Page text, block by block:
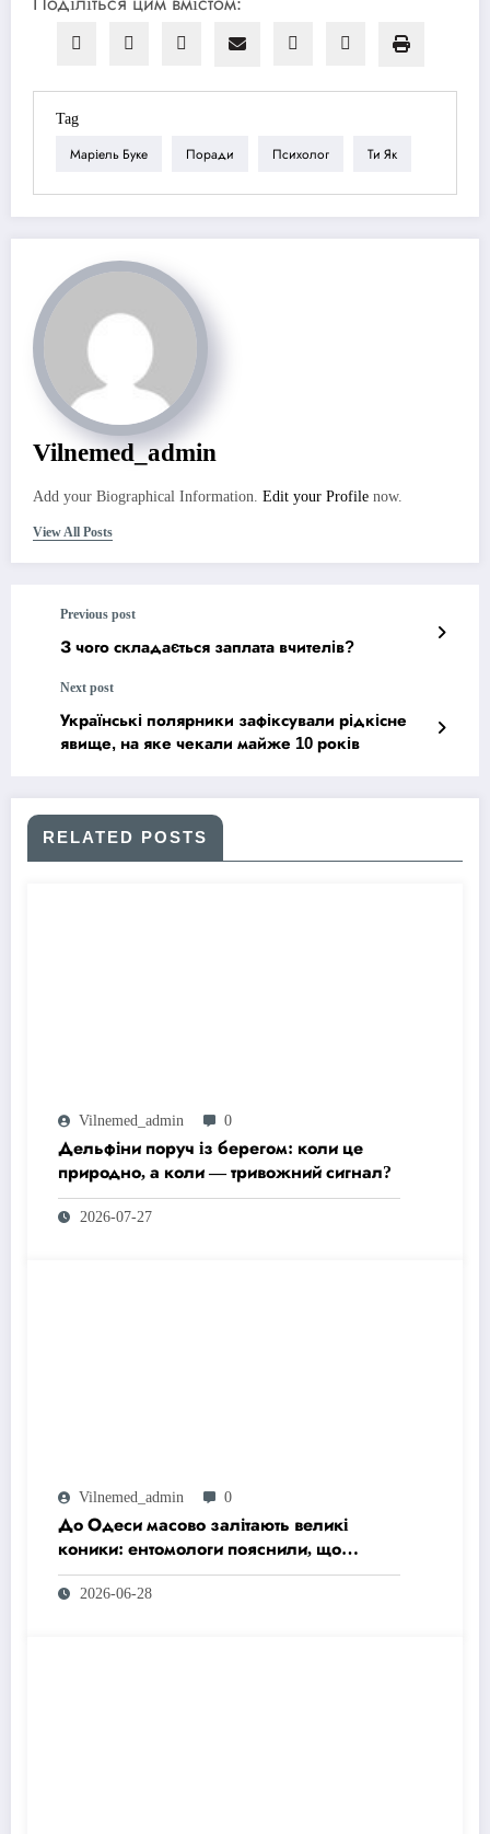
Tag
Маріель Буке Поради Психолог Ти Як
Vilnemed_admin
Add your Biographical Information. Edit your Profile now.
View All Posts
Previous post
З чого складається заплата вчителів?
Next post
Українські полярники зафіксували рідкісне
явище, на яке чекали майже 10 років
RELATED POSTS
Vilnemed_admin 0
Дельфіни поруч із берегом: коли це
природно, а коли — тривожний сигнал?
2026-07-27
Vilnemed_admin 0
До Одеси масово залітають великі
коники: ентомологи пояснили, що
відбувається
2026-06-28